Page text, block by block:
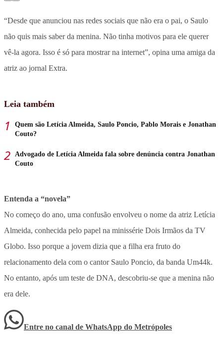
“Desde que anunciou nas redes sociais que não era o pai, o Saulo
não quis mais saber da menina. Não tinha motivos para ele querer
vê-la agora. Isso é só para mostrar na internet”, opina uma amiga da
atriz ao jornal Extra.
Leia também
Quem são Letícia Almeida, Saulo Poncio, Pablo Morais e Jonathan
Couto?
Advogado de Letícia Almeida fala sobre denúncia contra Jonathan
Couto
Entenda a “novela”
No começo do ano, uma confusão envolveu o nome da atriz Letícia
Almeida, conhecida pelo papel na minissérie Dois Irmãos da TV
Globo. Isso porque a jovem dizia que a filha era fruto do
relacionamento dela com o cantor Saulo Poncio, da banda Um44k.
No entanto, após um teste de DNA, descobriu-se que a menina não
era dele.
Entre no canal de WhatsApp do Metrópoles